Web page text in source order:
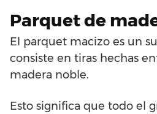
Parquet de
El parquet macizo es un
consiste en tiras hechas
madera noble.
Esto significa que todo el